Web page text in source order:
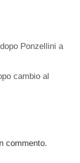
Ponzellini a
cambio al
commento.